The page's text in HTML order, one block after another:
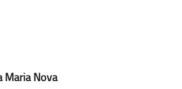
Maria Nova